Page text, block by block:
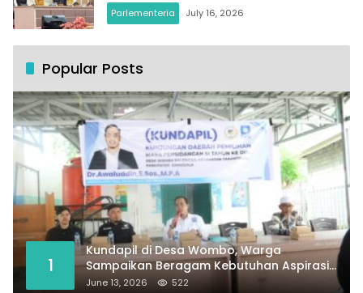
Parlementeria July 16, 2026
Popular Posts
1
Kundapil di Desa Wombo, Warga
Sampaikan Beragam Kebutuhan Aspirasi
untuk Pembangunan Desa
June 13, 2026 522